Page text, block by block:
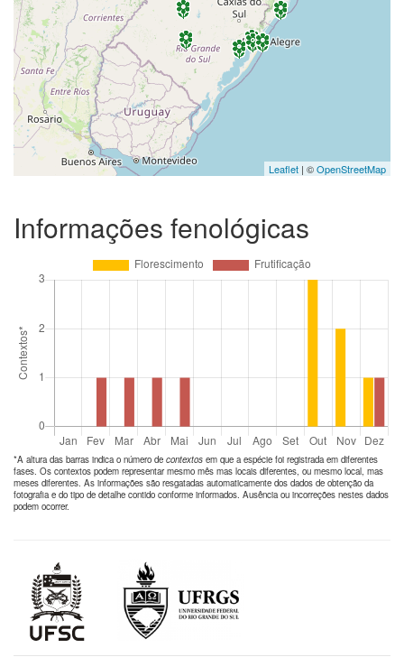
Leaflet | ©OpenStreetMap
Informações fenológicas
*A altura das barras indica o número de contextos em que a espécie foi registrada em diferentes
fases. Os contextos podem representar mesmo mês mas locais diferentes, ou mesmo local, mas
meses diferentes. As informações são resgatadas automaticamente dos dados de obtenção da
fotografia e do tipo de detalhe contido conforme informados. Ausência ou incorreções nestes dados
podem ocorrer.